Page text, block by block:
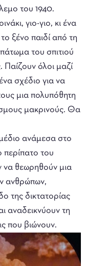
του 1940.
γιο-γιο, κι ένα
ξένο παιδί από τη
του σπιτιού
Παίζουν όλοι μαζί
σχέδιο για να
μια πολυπόθητη
μακρινούς. Θα
ανάμεσα στο
περίπατο του
να θεωρηθούν μια
ανθρώπων,
της δικτατορίας
αναδεικνύουν τη
που βιώνουν.